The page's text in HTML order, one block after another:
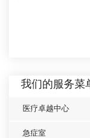
我们的服务菜
医疗卓越中心
急症室